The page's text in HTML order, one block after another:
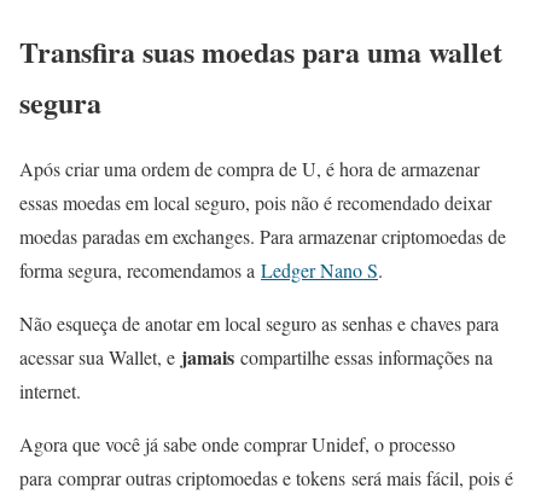
Transfira suas moedas para uma wallet
segura
Após criar uma ordem de compra de U, é hora de armazenar
essas moedas em local seguro, pois não é recomendado deixar
moedas paradas em exchanges. Para armazenar criptomoedas de
forma segura, recomendamos a Ledger Nano S.
Não esqueça de anotar em local seguro as senhas e chaves para
acessar sua Wallet, e jamais compartilhe essas informações na
internet.
Agora que você já sabe onde comprar Unidef, o processo
para comprar outras criptomoedas e tokens será mais fácil, pois é